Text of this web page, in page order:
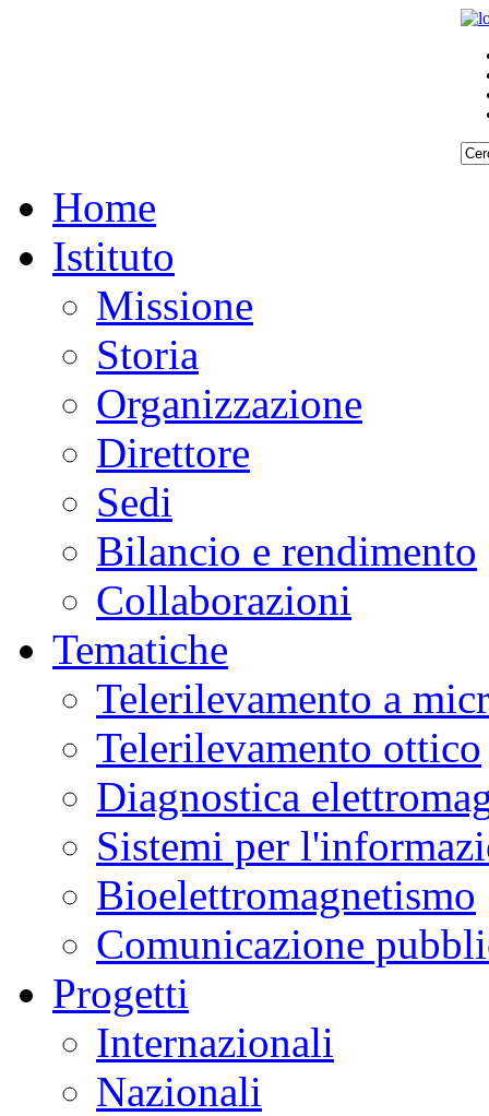
Home
Istituto
Missione
Storia
Organizzazione
Direttore
Sedi
Bilancio e rendimento
Collaborazioni
Tematiche
Telerilevamento a
Telerilevamento ottico
Diagnostica
Sistemi per
Bioelettromagnetismo
Comunicazione
Progetti
Internazionali
Nazionali